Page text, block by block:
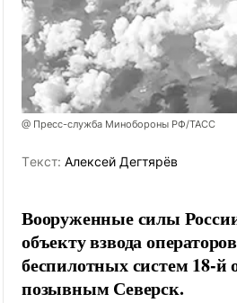
@ Пресс-служба Минобороны РФ/ТАСС
Tекст: Алексей Дегтярёв
Вооруженные силы
объекту взвода
беспилотных систем 18-
позывным Северск.